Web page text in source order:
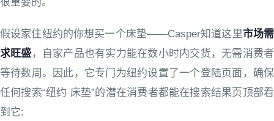
假设家住纽约的你想买一个床垫——Casper知道这里市场需
求旺盛 ，自家产品也有实力能在数小时内交货，无需消费者
等待数周。因此，它专门为纽约设置了一个登陆页面，确保
任何搜索“纽约 床垫”的潜在消费者都能在搜索结果页顶部看
到它: